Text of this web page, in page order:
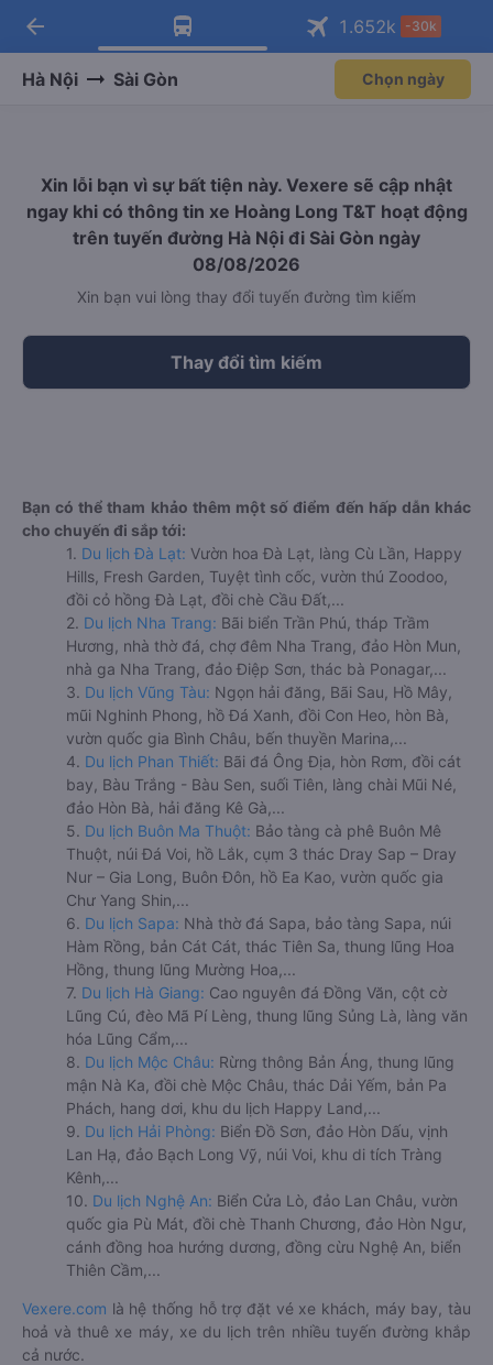
Tải app Vexere ngay!
Nhận ưu đãi thành viên độc
Mở app
Tải app Vexere
-30k/ghế khi đặt vé máy bay qua
Mở app
arrow_back 1.652k -30k
Hà Nội Sài Gòn Chọn ngày
Xin lỗi bạn vì sự bất tiện này. Vexere sẽ cập nhật
ngay khi có thông tin xe Hoàng Long T&T hoạt động
trên tuyến đường Hà Nội đi Sài Gòn ngày
08/08/2026
Xin bạn vui lòng thay đổi tuyến đường tìm kiếm
Thay đổi tìm kiếm
Bạn có thể tham khảo thêm một số điểm đến hấp dẫn khác
cho chuyến đi sắp tới:
1. Du lịch Đà Lạt: Vườn hoa Đà Lạt, làng Cù Lần, Happy
Hills, Fresh Garden, Tuyệt tình cốc, vườn thú Zoodoo,
đồi cỏ hồng Đà Lạt, đồi chè Cầu Đất,...
2. Du lịch Nha Trang: Bãi biển Trần Phú, tháp Trầm
Hương, nhà thờ đá, chợ đêm Nha Trang, đảo Hòn Mun,
nhà ga Nha Trang, đảo Điệp Sơn, thác bà Ponagar,...
3. Du lịch Vũng Tàu: Ngọn hải đăng, Bãi Sau, Hồ Mây,
mũi Nghinh Phong, hồ Đá Xanh, đồi Con Heo, hòn Bà,
vườn quốc gia Bình Châu, bến thuyền Marina,...
4. Du lịch Phan Thiết: Bãi đá Ông Địa, hòn Rơm, đồi cát
bay, Bàu Trắng - Bàu Sen, suối Tiên, làng chài Mũi Né,
đảo Hòn Bà, hải đăng Kê Gà,...
5. Du lịch Buôn Ma Thuột: Bảo tàng cà phê Buôn Mê
Thuột, núi Đá Voi, hồ Lắk, cụm 3 thác Dray Sap – Dray
Nur – Gia Long, Buôn Đôn, hồ Ea Kao, vườn quốc gia
Chư Yang Shin,...
6. Du lịch Sapa: Nhà thờ đá Sapa, bảo tàng Sapa, núi
Hàm Rồng, bản Cát Cát, thác Tiên Sa, thung lũng Hoa
Hồng, thung lũng Mường Hoa,...
7. Du lịch Hà Giang: Cao nguyên đá Đồng Văn, cột cờ
Lũng Cú, đèo Mã Pí Lèng, thung lũng Sủng Là, làng văn
hóa Lũng Cẩm,...
8. Du lịch Mộc Châu: Rừng thông Bản Áng, thung lũng
mận Nà Ka, đồi chè Mộc Châu, thác Dải Yếm, bản Pa
Phách, hang dơi, khu du lịch Happy Land,...
9. Du lịch Hải Phòng: Biển Đồ Sơn, đảo Hòn Dấu, vịnh
Lan Hạ, đảo Bạch Long Vỹ, núi Voi, khu di tích Tràng
Kênh,...
10. Du lịch Nghệ An: Biển Cửa Lò, đảo Lan Châu, vườn
quốc gia Pù Mát, đồi chè Thanh Chương, đảo Hòn Ngư,
cánh đồng hoa hướng dương, đồng cừu Nghệ An, biển
Thiên Cầm,...
Vexere.com là hệ thống hỗ trợ đặt vé xe khách, máy bay, tàu
hoả và thuê xe máy, xe du lịch trên nhiều tuyến đường khắp
cả nước.